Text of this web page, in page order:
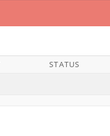
STATUS